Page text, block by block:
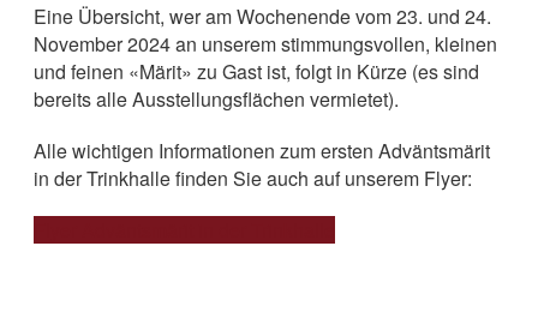
Eine Übersicht, wer am Wochenende vom 23. und 24.
November 2024 an unserem stimmungsvollen, kleinen
und feinen «Märit» zu Gast ist, folgt in Kürze (es sind
bereits alle Ausstellungsflächen vermietet).
Alle wichtigen Informationen zum ersten Adväntsmärit
in der Trinkhalle finden Sie auch auf unserem Flyer: